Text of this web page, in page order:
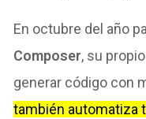
En octubre del año
Composer, su
generar código con
también automatiza